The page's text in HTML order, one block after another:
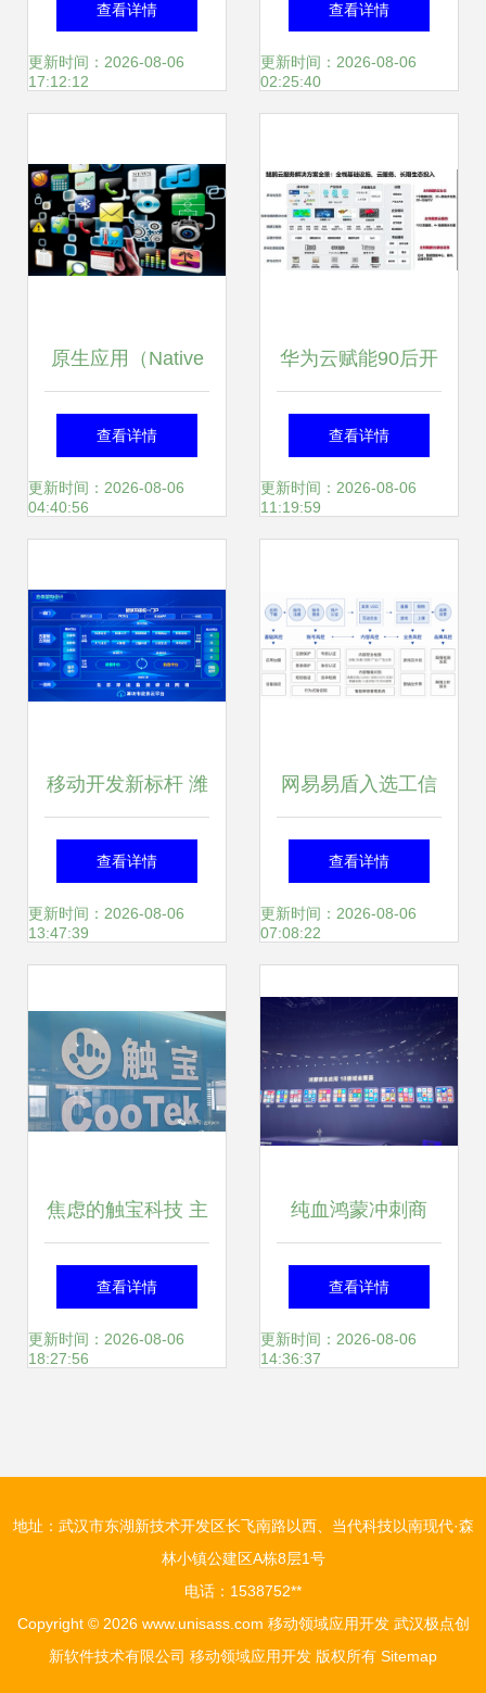
+移动”办公新篇章
查看详情
更新时间：2026-08-06
17:12:12
引领移动应用开发
查看详情
更新时间：2026-08-06
02:25:40
原生应用（Native
App） 移动生态中
的基石与直接执行
查看详情
更新时间：2026-08-06
04:40:56
华为云赋能90后开
发者，共筑移动应
用未来新生态
查看详情
更新时间：2026-08-06
11:19:59
移动开发新标杆 潍
坊创新案例荣膺全
国十佳
查看详情
更新时间：2026-08-06
13:47:39
网易易盾入选工信
部网络安全技术应
用试点示范名单，
安全新标杆
查看详情
更新时间：2026-08-06
07:08:22
焦虑的触宝科技 主
营业务单一，新业
务难觅增长点
查看详情
更新时间：2026-08-06
18:27:56
纯血鸿蒙冲刺商
用，TOP 5000应
用全面启动鸿蒙原
查看详情
更新时间：2026-08-06
14:36:37
地址：武汉市东湖新技术开发区长飞南路以西、当代科技以南现代·森
林小镇公建区A栋8层1号
电话：1538752**
Copyright © 2026 www.unisass.com 移动领域应用开发 武汉极点创
新软件技术有限公司 移动领域应用开发 版权所有 Sitemap